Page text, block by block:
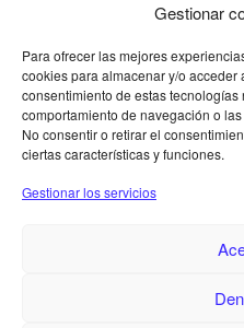
Gestionar
Para ofrecer las mejores
cookies para almacenar y/o
consentimiento de estas
comportamiento de navegación o
No consentir o retirar el
ciertas características y funciones.
Gestionar los servicios
Copyright © 2024